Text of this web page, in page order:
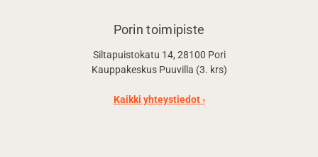
Porin toimipiste
Siltapuistokatu 14, 28100 Pori
Kauppakeskus Puuvilla (3. krs)
Kaikki yhteystiedot ›